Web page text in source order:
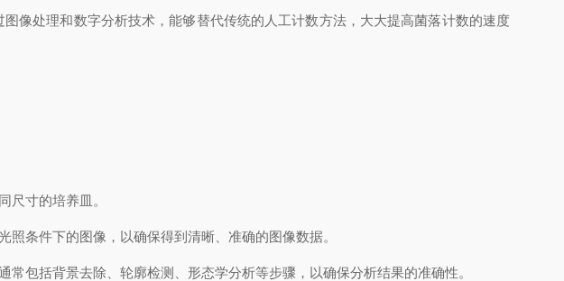
处理和数字分析技术，能够替代传统的人工计数方法，大大提高菌落计数的速度
寸的培养皿。
条件下的图像，以确保得到清晰、准确的图像数据。
括背景去除、轮廓检测、形态学分析等步骤，以确保分析结果的准确性。